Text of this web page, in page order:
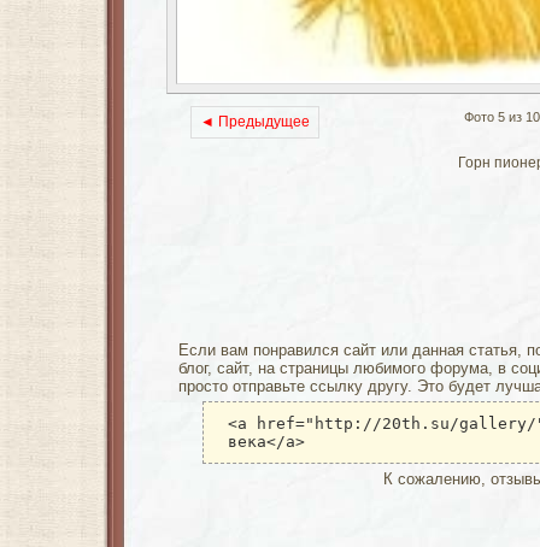
◄ Предыдущее Фото 5 из 10
Горн
Если вам понравился сайт или данная статья,
блог, сайт, на страницы любимого форума, в
просто отправьте ссылку другу. Это будет
<a href="http://20th.su/gallery/
века</a>
К сожалению,